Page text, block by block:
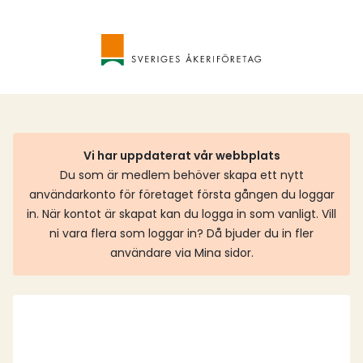
Vi har uppdaterat vår webbplats
Du som är medlem behöver skapa ett nytt
användarkonto för företaget första gången du loggar
in. När kontot är skapat kan du logga in som vanligt. Vill
ni vara flera som loggar in? Då bjuder du in fler
användare via Mina sidor.